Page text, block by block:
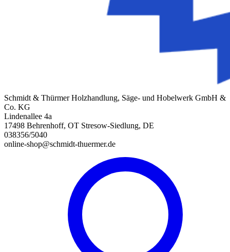
Schmidt & Thürmer Holzhandlung, Säge- und Hobelwerk GmbH &
Co. KG
Lindenallee 4a
17498 Behrenhoff, OT Stresow-Siedlung, DE
038356/5040
online-shop@schmidt-thuermer.de